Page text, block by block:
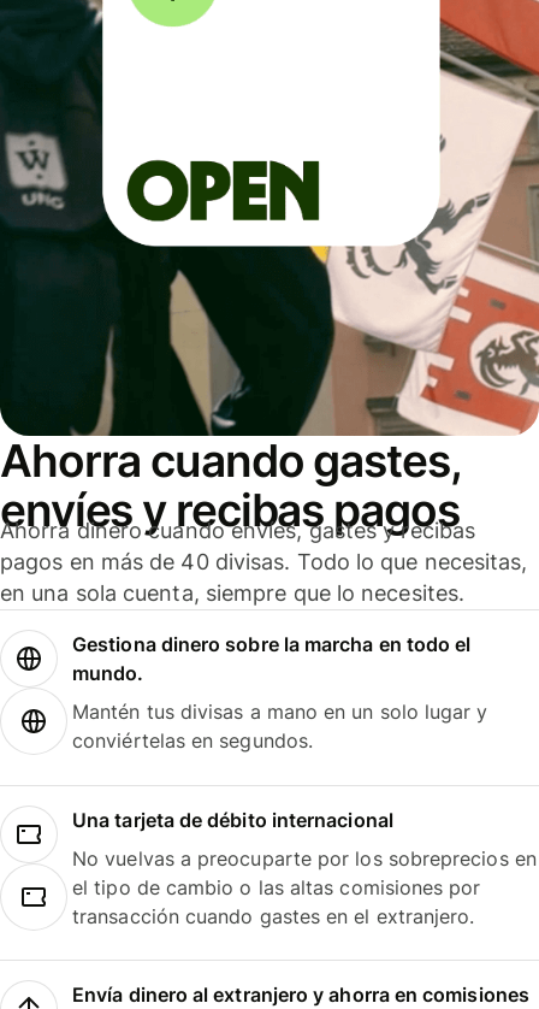
Ahorra cuando gastes,
envíes y recibas pagos
Ahorra dinero cuando envíes, gastes y recibas
pagos en más de 40 divisas. Todo lo que necesitas,
en una sola cuenta, siempre que lo necesites.
Gestiona dinero sobre la marcha en todo el
mundo.
Mantén tus divisas a mano en un solo lugar y
conviértelas en segundos.
Una tarjeta de débito internacional
No vuelvas a preocuparte por los sobreprecios en
el tipo de cambio o las altas comisiones por
transacción cuando gastes en el extranjero.
Envía dinero al extranjero y ahorra en comisiones